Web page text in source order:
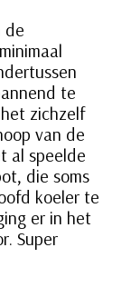
de
te
zichzelf
van de
al speelde
die soms
koeler te
er in het
Super